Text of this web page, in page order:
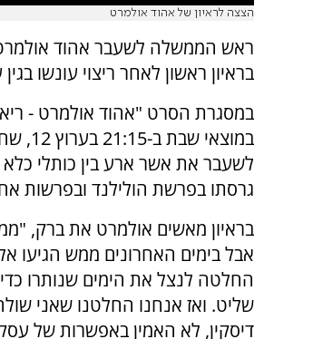
הצצה לראיון של אהוד אולמרט
ראש הממשלה לשעבר אהוד אולמרט
בראיון ראשון לאחר ריצוי עונשו
במסגרת הסרט "אהוד אולמרט -
במוצאי
לשעבר את אשר ארע בין כותלי
גרסתו בפרשת הולילנד ובפרשות
בראיון מאשים אולמרט את ברק,
אבל בימים האחרונים ממש הגיעו
החלטה לנצל את הימים שנותרו
שליט. ואז אנחנו החלטנו שאני
דיסקין, לא האמין באפשרות של